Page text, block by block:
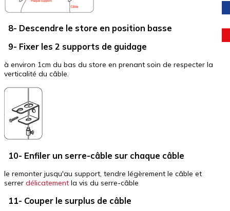
8- Descendre le store en position basse
9- Fixer les 2 supports de guidage
à environ 1cm du bas du store en prenant soin de respecter la
verticalité du câble.
10- Enfiler un serre-câble sur chaque câble
le remonter jusqu'au support, tendre légèrement le câble et
serrer délicatement la vis du serre-câble
11- Couper le surplus de câble